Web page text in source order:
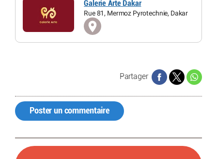
Galerie Arte Dakar
Rue 81, Mermoz Pyrotechnie, Dakar
Partager
Poster un commentaire